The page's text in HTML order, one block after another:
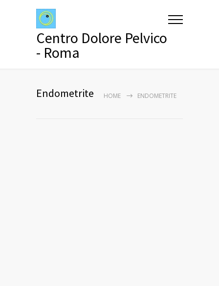
Centro Dolore Pelvico
- Roma
Endometrite HOME ENDOMETRITE